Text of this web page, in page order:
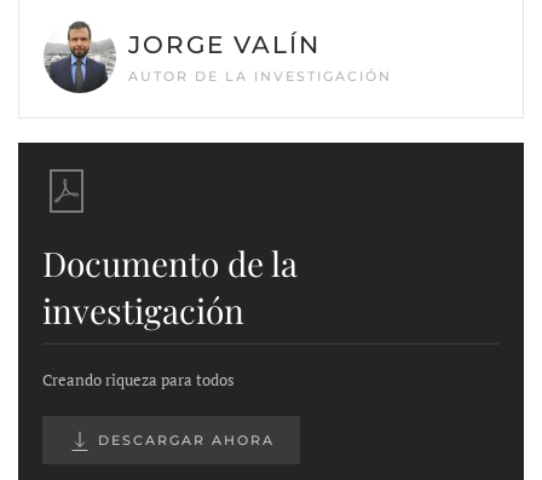
JORGE VALÍN
AUTOR DE LA INVESTIGACIÓN
Documento de la
investigación
Creando riqueza para todos
DESCARGAR AHORA